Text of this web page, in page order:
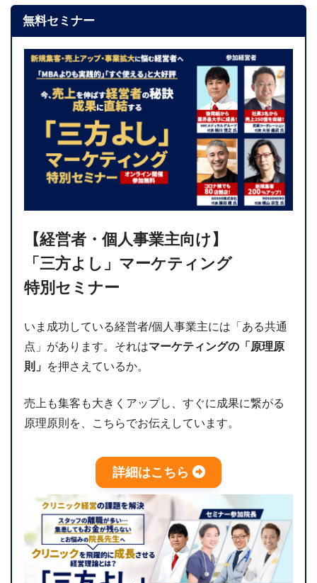
無料セミナー
【経営者・個人事業主向け】
「三方よし」マーケティング
特別セミナー
いま成功している経営者/個人事業主には「ある共通
点」があります。それはマーケティングの「原理原
則」
を押さえているか。
売上も集客も大きくアップし、すぐに成果に繋がる
原理原則を、こちらでお伝えしています。
詳細はこちら